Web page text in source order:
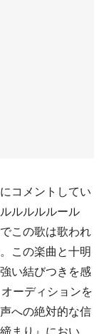
コメントしてい
ルルルルール
この歌は歌われ
この楽曲と十明
い結びつきを感
ーディションを
への絶対的な信